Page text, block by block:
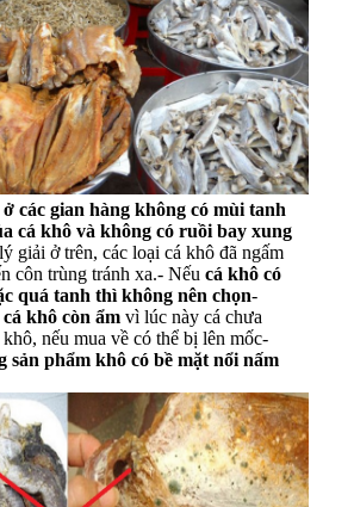
các gian hàng không có mùi tanh
cá khô và không có ruồi bay xung
giải ở trên, các loại cá khô đã ngấm
côn trùng tránh xa.- Nếu cá khô có
quá tanh thì không nên chọn-
khô còn ẩm vì lúc này cá chưa
nếu mua về có thể bị lên mốc-
sản phẩm khô có bề mặt nổi nấm